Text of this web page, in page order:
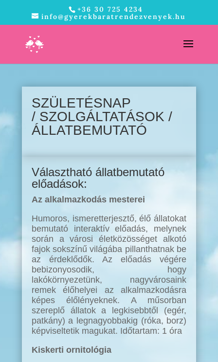
+36 30 725 4234
info@gyerekbaratrendezvenyek.hu
SZÜLETÉSNAP
/ SZOLGÁLTATÁSOK /
ÁLLATBEMUTATÓ
Választható állatbemutató
előadások:
Az alkalmazkodás mesterei
Humoros, ismeretterjesztő, élő állatokat
bemutató interaktív előadás, melynek
során a városi életközösséget alkotó
fajok sokszínű világába pillanthatnak be
az érdeklődők. Az előadás végére
bebizonyosodik, hogy
lakókörnyezetünk, nagyvárosaink
remek élőhelyei az alkalmazkodásra
képes élőlényeknek. A műsorban
szereplő állatok a legkisebbtől (egér,
patkány) a legnagyobbakig (róka, borz)
képviseltetik magukat. Időtartam: 1 óra
Kiskerti ornitológia